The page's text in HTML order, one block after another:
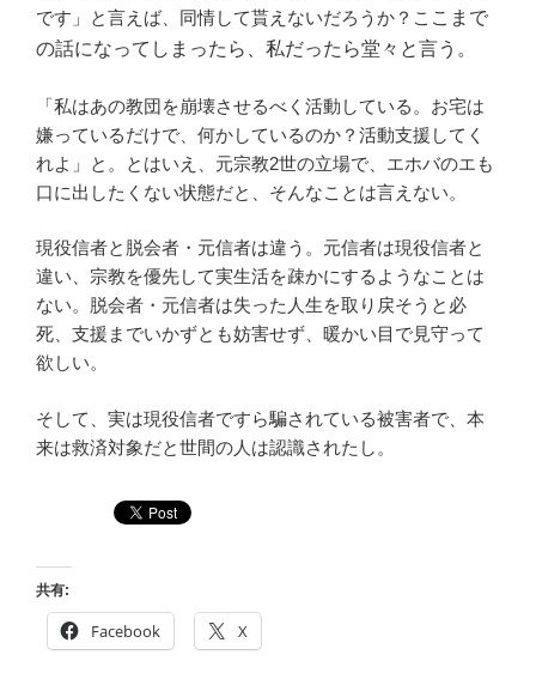
です」と言えば、同情して貰えないだろうか？こ こまで
の話になってしまったら、私だったら堂々と言う。
「私はあの教団を崩壊させるべく活動している。お宅は
嫌っているだけで、何かしているのか？活動支援してく
れよ」と。とはいえ、元宗教2世の立場で、エホバのエも
口に出したくない状態だと、そんなことは言えない。
現役信者と脱会者・元信者は違う。元信者は現役信者と
違い、宗教を優先して実生活を疎かにするようなことは
ない。脱会者・元信者は失った人生を取り戻そうと必
死、支援までいかずとも妨害せず、暖かい目で見守って
欲しい。
そして、実は現役信者ですら騙されている被害者で、本
来は救済対象だと世間の人は認識されたし。
共有:
Facebook X